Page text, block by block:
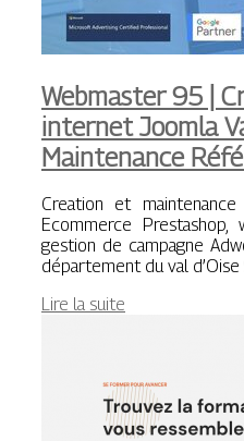
Webmaster 95 |
internet Joomla
Maintenance
Creation et
Ecommerce Prestashop,
gestion de campagne
département du val
Lire la suite